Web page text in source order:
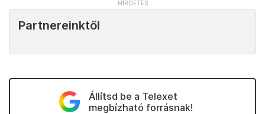
Partnereinktől
Állítsd be a Telexet
megbízható forrásnak!